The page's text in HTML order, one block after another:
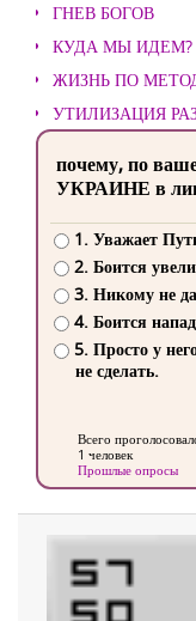
ГНЕВ БОГОВ
КУДА МЫ ИДЕМ?
ЖИЗНЬ ПО
УТИЛИЗАЦИЯ
почему, по
УКРАИНЕ в
1. Уважает
2. Боится
3. Никому не
4. Боится
5. Просто у
не сделать.
Всего
1 человек
Прошлые опросы